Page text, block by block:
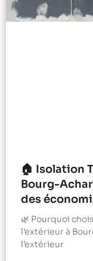
🏠 Isolation
Bourg-
des
🌿 Pourquoi
l’extérieur à
l’extérieur